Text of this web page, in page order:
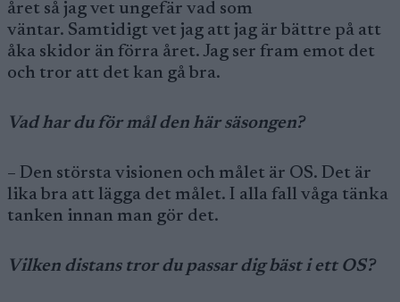
året så jag vet ungefär vad som
väntar. Samtidigt vet jag att jag är bättre på att
åka skidor än förra året. Jag ser fram emot det
och tror att det kan gå bra.
Vad har du för mål den här säsongen?
– Den största visionen och målet är OS. Det är
lika bra att lägga det målet. I alla fall våga tänka
tanken innan man gör det.
Vilken distans tror du passar dig bäst i ett OS?